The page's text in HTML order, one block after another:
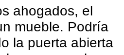
ahogados, el
mueble. Podría
la puerta abierta